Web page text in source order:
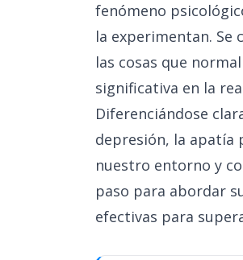
fenómeno
la experimentan.
las cosas que
significativa en la
Diferenciándose
depresión, la apatía
nuestro entorno y
paso para abordar
efectivas para